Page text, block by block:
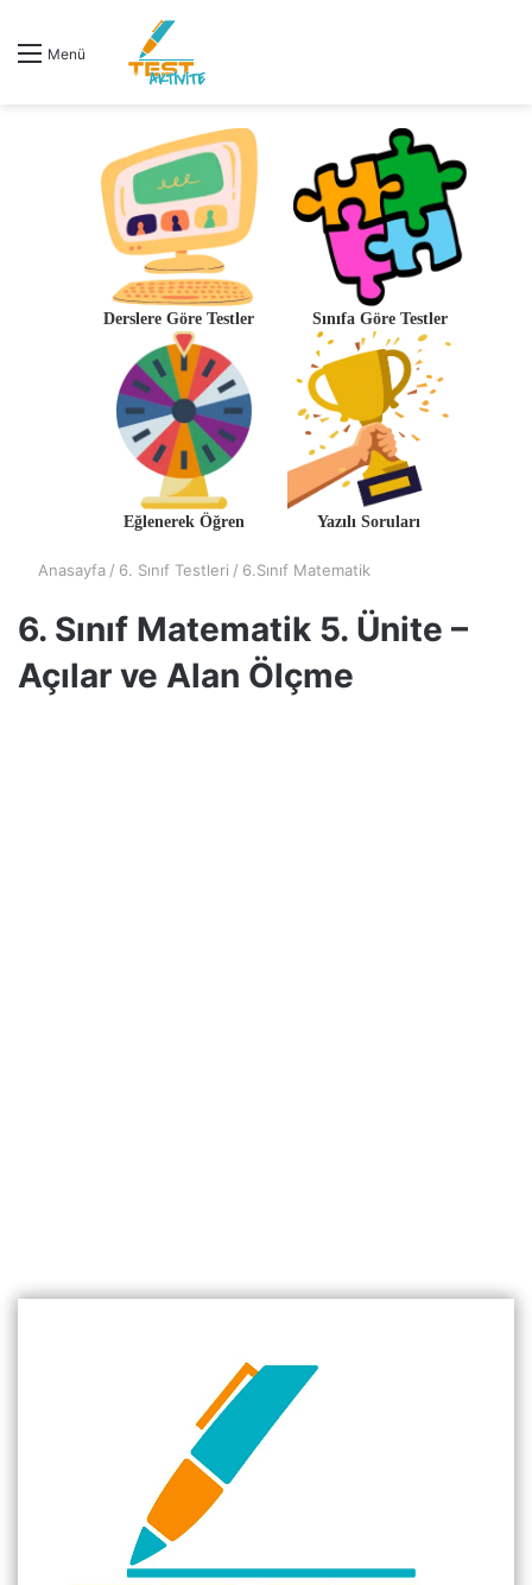
Menü
Derslere Göre Testler Sınıfa Göre Testler
Eğlenerek Öğren Yazılı Soruları
Anasayfa / 6. Sınıf Testleri / 6.Sınıf Matematik
6. Sınıf Matematik 5. Ünite –
Açılar ve Alan Ölçme